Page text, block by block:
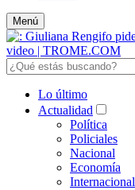
Menú
Lo último
Actualidad
Política
Policiales
Nacional
Economía
Internacional